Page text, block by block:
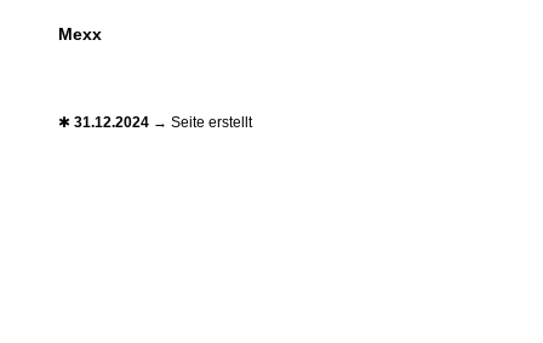
Mexx
✱ 31.12.2024 → Seite erstellt